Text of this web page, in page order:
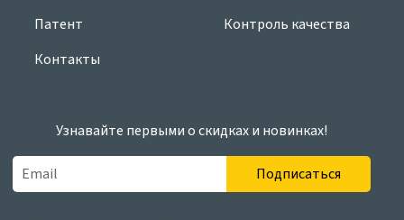
Патент
Контакты
Контроль качества
Узнавайте первыми о скидках и новинках!
Подписаться